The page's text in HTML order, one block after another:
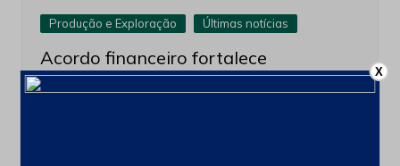
Produção e Exploração Últimas notícias
Acordo financeiro fortalece
comercialização de terras raras
brasileiras para o mercado asiático
X